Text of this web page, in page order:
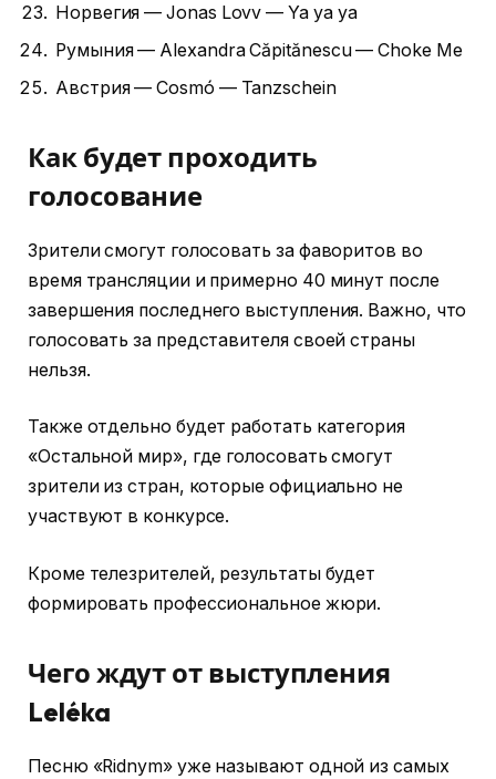
Норвегия — Jonas Lovv — Ya ya ya
Румыния — Alexandra Căpitănescu — Choke Me
Австрия — Cosmó — Tanzschein
Как будет проходить
голосование
Зрители смогут голосовать за фаворитов во
время трансляции и примерно 40 минут после
завершения последнего выступления. Важно, что
голосовать за представителя своей страны
нельзя.
Также отдельно будет работать категория
«Остальной мир», где голосовать смогут
зрители из стран, которые официально не
участвуют в конкурсе.
Кроме телезрителей, результаты будет
формировать профессиональное жюри.
Чего ждут от выступления
Leléka
Песню «Ridnym» уже называют одной из самых